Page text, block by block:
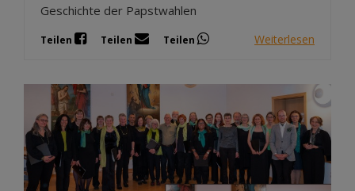
Geschichte der Papstwahlen
Teilen Teilen Teilen Weiterlesen